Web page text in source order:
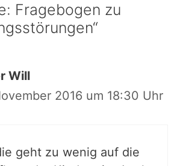
Fragebogen zu
Will
2016 um 18:30 Uhr
geht zu wenig auf die